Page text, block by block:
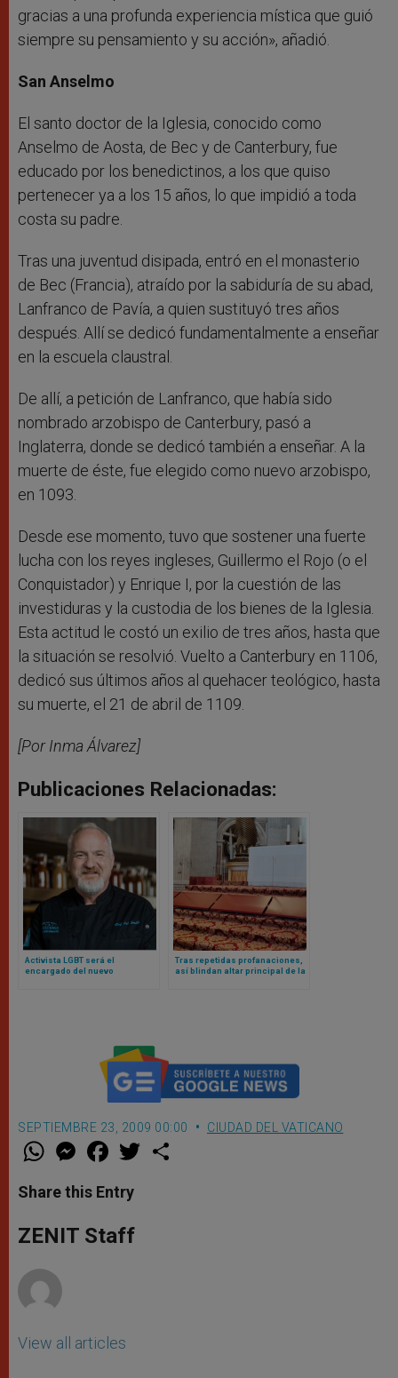
gracias a una profunda experiencia mística que guió
siempre su pensamiento y su acción», añadió.
San Anselmo
El santo doctor de la Iglesia, conocido como
Anselmo de Aosta, de Bec y de Canterbury, fue
educado por los benedictinos, a los que quiso
pertenecer ya a los 15 años, lo que impidió a toda
costa su padre.
Tras una juventud disipada, entró en el monasterio
de Bec (Francia), atraído por la sabiduría de su abad,
Lanfranco de Pavía, a quien sustituyó tres años
después. Allí se dedicó fundamentalmente a enseñar
en la escuela claustral.
De allí, a petición de Lanfranco, que había sido
nombrado arzobispo de Canterbury, pasó a
Inglaterra, donde se dedicó también a enseñar. A la
muerte de éste, fue elegido como nuevo arzobispo,
en 1093.
Desde ese momento, tuvo que sostener una fuerte
lucha con los reyes ingleses, Guillermo el Rojo (o el
Conquistador) y Enrique I, por la cuestión de las
investiduras y la custodia de los bienes de la Iglesia.
Esta actitud le costó un exilio de tres años, hasta que
la situación se resolvió. Vuelto a Canterbury en 1106,
dedicó sus últimos años al quehacer teológico, hasta
su muerte, el 21 de abril de 1109.
[Por Inma Álvarez]
Publicaciones Relacionadas:
Activista LGBT será el
encargado del nuevo
Tras repetidas profanaciones,
así blindan altar principal de la
SEPTIEMBRE 23, 2009 00:00 CIUDAD DEL VATICANO
W
t
s
p
p
M
e
s
e
g
e
F
a
e
b
o
k
w
Share this Entry
ZENIT Staff
View all articles